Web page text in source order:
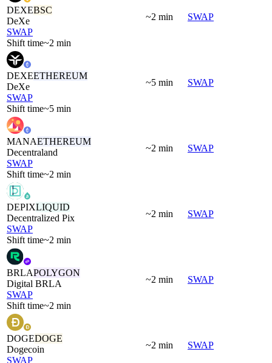
DEXEBSC
DeXe
SWAP
Shift time~2 min
~2 min SWAP
DEXEETHEREUM
DeXe
SWAP
Shift time~5 min
~5 min SWAP
MANAETHEREUM
Decentraland
SWAP
Shift time~2 min
~2 min SWAP
DEPIXLIQUID
Decentralized Pix
SWAP
Shift time~2 min
~2 min SWAP
BRLAPOLYGON
Digital BRLA
SWAP
Shift time~2 min
~2 min SWAP
DOGEDOGE
Dogecoin
SWAP
~2 min SWAP